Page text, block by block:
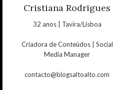
Cristiana Rodrigues
32 anos | Tavira/Lisboa
Criadora de Conteúdos | Social
Media Manager
contacto@blogsaltoalto.com